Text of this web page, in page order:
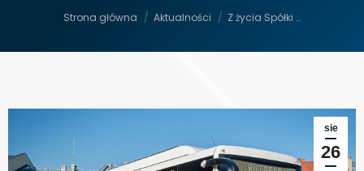
Strona główna Aktualności Z życia Spółki …
sie
26